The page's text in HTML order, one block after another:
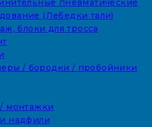
пневматические
(Лебедки тали)
блоки для тросса
/ бородки / пробойники
монтажки
надфили